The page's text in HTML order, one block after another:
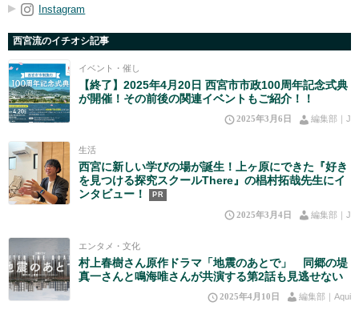
Instagram
西宮流のイチオシ記事
イベント・催し
【終了】2025年4月20日 西宮市市政100周年記念式典
が開催！その前後の関連イベントもご紹介！！
2025年3月6日 編集部｜J
生活
西宮に新しい学びの場が誕生！上ヶ原にできた『好き
を見つける探究スクールThere』の椙村拓哉先生にイ
ンタビュー！
PR
2025年3月4日 編集部｜J
エンタメ・文化
村上春樹さん原作ドラマ「地震のあとで」 同郷の堤
真一さんと鳴海唯さんが共演する第2話も見逃せない
2025年4月10日 編集部｜Aqui